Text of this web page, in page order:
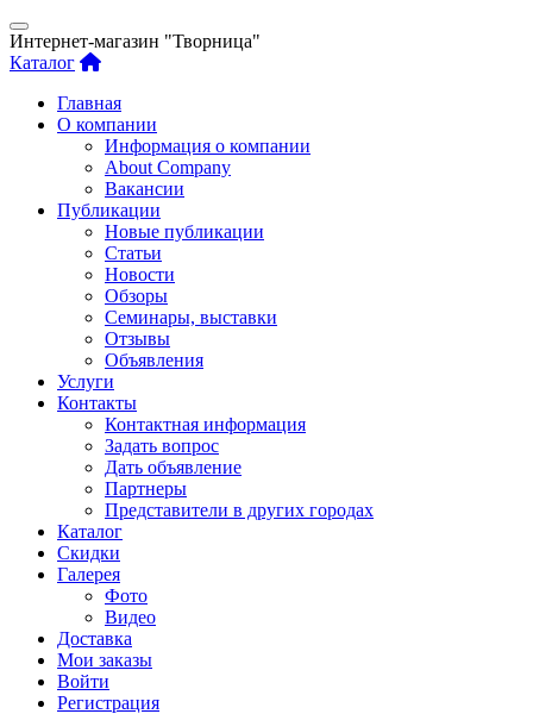
Интернет-магазин "Творница"
Каталог
Главная
О компании
Информация о компании
About Company
Вакансии
Публикации
Новые публикации
Статьи
Новости
Обзоры
Семинары, выставки
Отзывы
Объявления
Услуги
Контакты
Контактная информация
Задать вопрос
Дать объявление
Партнеры
Представители в других городах
Каталог
Скидки
Галерея
Фото
Видео
Доставка
Мои заказы
Войти
Регистрация